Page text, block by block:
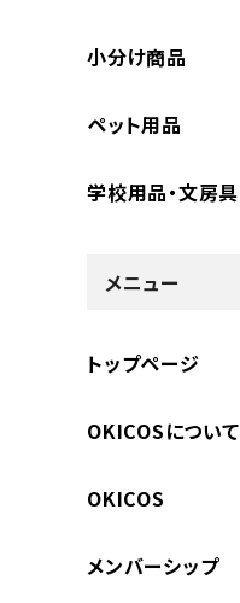
小分け商品
ペット用品
学校用品・文房具
メニュー
トップページ
OKICOSについて
OKICOS
メンバーシップ